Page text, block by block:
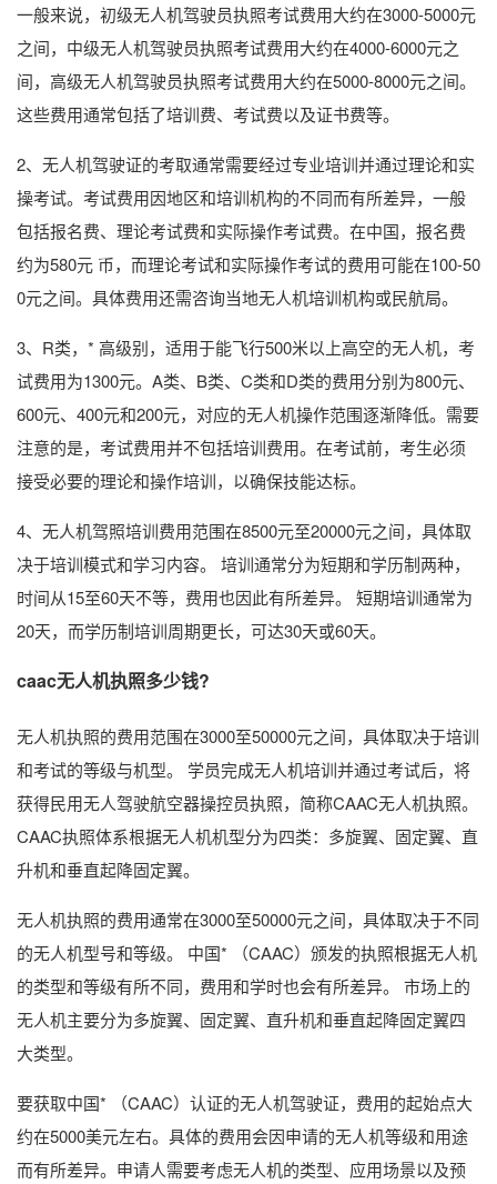
一般来说，初级无人机驾驶员执照考试费用大约在3000-5000元
之间，中级无人机驾驶员执照考试费用大约在4000-6000元之
间，高级无人机驾驶员执照考试费用大约在5000-8000元之间。
这些费用通常包括了培训费、考试费以及证书费等。
2、无人机驾驶证的考取通常需要经过专业培训并通过理论和实
操考试。考试费用因地区和培训机构的不同而有所差异，一般
包括报名费、理论考试费和实际操作考试费。在中国，报名费
约为580元 币，而理论考试和实际操作考试的费用可能在100-50
0元之间。具体费用还需咨询当地无人机培训机构或民航局。
3、R类，* 高级别，适用于能飞行500米以上高空的无人机，考
试费用为1300元。A类、B类、C类和D类的费用分别为800元、
600元、400元和200元，对应的无人机操作范围逐渐降低。需要
注意的是，考试费用并不包括培训费用。在考试前，考生必须
接受必要的理论和操作培训，以确保技能达标。
4、无人机驾照培训费用范围在8500元至20000元之间，具体取
决于培训模式和学习内容。 培训通常分为短期和学历制两种，
时间从15至60天不等，费用也因此有所差异。 短期培训通常为
20天，而学历制培训周期更长，可达30天或60天。
caac无人机执照多少钱?
无人机执照的费用范围在3000至50000元之间，具体取决于培训
和考试的等级与机型。 学员完成无人机培训并通过考试后，将
获得民用无人驾驶航空器操控员执照，简称CAAC无人机执照。
CAAC执照体系根据无人机机型分为四类：多旋翼、固定翼、直
升机和垂直起降固定翼。
无人机执照的费用通常在3000至50000元之间，具体取决于不同
的无人机型号和等级。 中国* （CAAC）颁发的执照根据无人机
的类型和等级有所不同，费用和学时也会有所差异。 市场上的
无人机主要分为多旋翼、固定翼、直升机和垂直起降固定翼四
大类型。
要获取中国* （CAAC）认证的无人机驾驶证，费用的起始点大
约在5000美元左右。具体的费用会因申请的无人机等级和用途
而有所差异。申请人需要考虑无人机的类型、应用场景以及预